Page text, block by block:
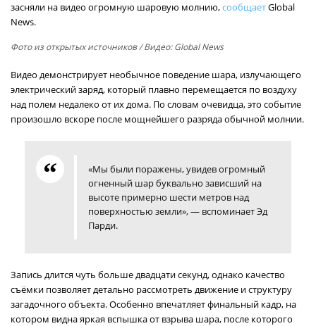
засняли на видео огромную шаровую молнию,сообщаетGlobal
News.
Фото из открытых источников/ Видео: Global News
Видео демонстрирует необычное поведение шара, излучающего
электрический заряд, который плавно перемещается по воздуху
над полем недалеко от их дома. По словам очевидца, это событие
произошло вскоре после мощнейшего разряда обычной молнии.
«Мы были поражены, увидев огромный
огненный шар буквально зависший на
высоте примерно шести метров над
поверхностью земли», — вспоминает Эд
Парди.
Запись длится чуть больше двадцати секунд, однако качество
съёмки позволяет детально рассмотреть движение и структуру
загадочного объекта. Особенно впечатляет финальный кадр, на
котором видна яркая вспышка от взрыва шара, после которого